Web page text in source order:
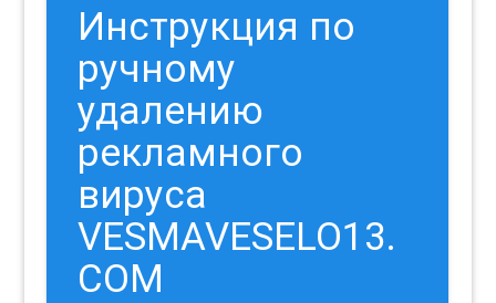
Инструкция по
ручному
удалению
рекламного
вируса
VESMAVESELO13.
COM